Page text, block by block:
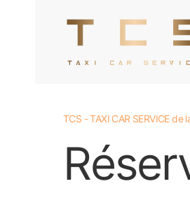
Accéder au contenu
TCS - TAXI CAR SERVICE